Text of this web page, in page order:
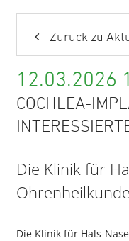
Zurück zu
12.03.2026
COCHLEA-
Die Klinik für
Die Klinik für Hals-